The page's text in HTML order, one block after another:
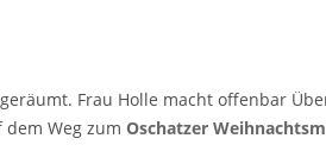
Frau Holle macht offenbar
Weg zum Oschatzer